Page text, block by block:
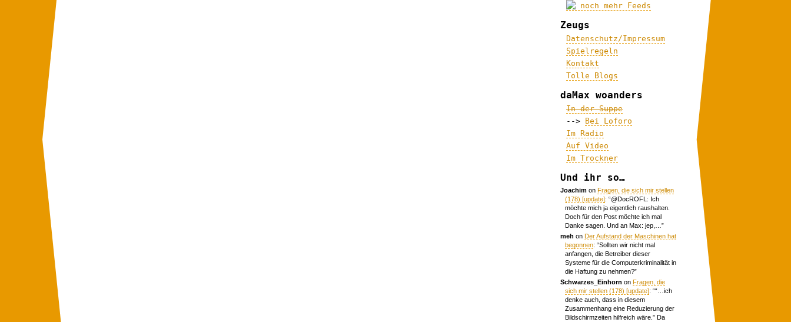
noch mehr Feeds
Zeugs
Datenschutz/Impressum
Spielregeln
Kontakt
Tolle Blogs
daMax woanders
In der Suppe
-->
Bei Loforo
Im Radio
Auf Video
Im Trockner
Und ihr so…
Joachim onFragen, die sich mir stellen
(178) [update]: “@DocROFL: Ich
möchte mich ja eigentlich raushalten.
Doch für den Post möchte ich mal
Danke sagen. Und an Max: jep,… ”
meh onDer Aufstand der Maschinen hat
begonnen: “Sollten wir nicht mal
anfangen, die Betreiber dieser
Systeme für die Computerkriminalität in
die Haftung zu nehmen?”
Schwarzes_Einhorn onFragen, die
sich mir stellen (178) [update]: ““…ich
denke auch, dass in diesem
Zusammenhang eine Reduzierung der
Bildschirmzeiten hilfreich wäre.” Da